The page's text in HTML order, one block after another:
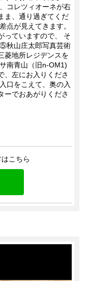
コレツィオーネが右
ま、通り過ぎてくだ
点が見えてきます。
っていますので、 そ
秋山庄太郎写真芸術
菱地所レジデンスを
南青山（旧n-OM1)
、左にお入りくださ
口をこえて、奥の入
ーでおあがりくださ
こちら